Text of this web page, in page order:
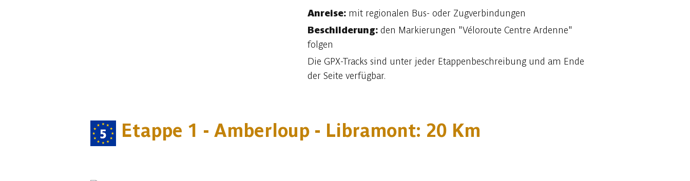
Anreise: mit regionalen Bus- oder Zugverbindungen
Beschilderung: den Markierungen "Véloroute Centre Ardenne"
folgen
Die GPX-Tracks sind unter jeder Etappenbeschreibung und am Ende
der Seite verfügbar.
Etappe 1 - Amberloup - Libramont: 20 Km